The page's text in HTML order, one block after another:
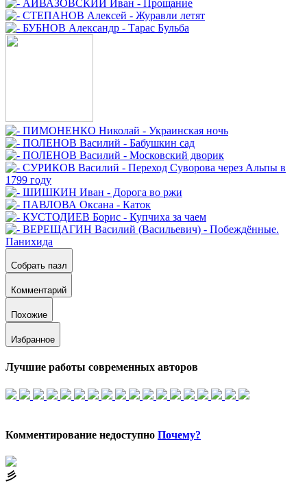
Собрать пазл
Комментарий
Похожие
Избранное
Лучшие работы современных авторов
Комментирование недоступно Почему?
⼺